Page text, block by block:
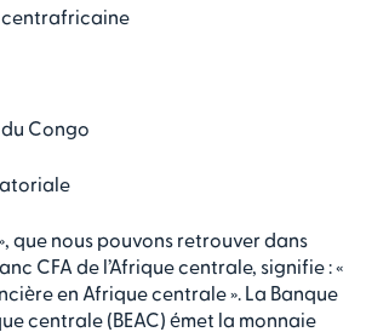
centrafricaine
Congo
», que nous pouvons retrouver dans
CFA de l’Afrique centrale, signifie : «
en Afrique centrale ». La Banque
centrale (BEAC) émet la monnaie